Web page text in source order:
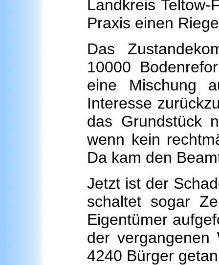
Landkreis
Praxis einen
Das
10000
eine Mischung
Interesse
das Grundstück
wenn kein
Da kam den
Jetzt ist der
schaltet sogar
Eigentümer
der vergangenen
4240 Bürger